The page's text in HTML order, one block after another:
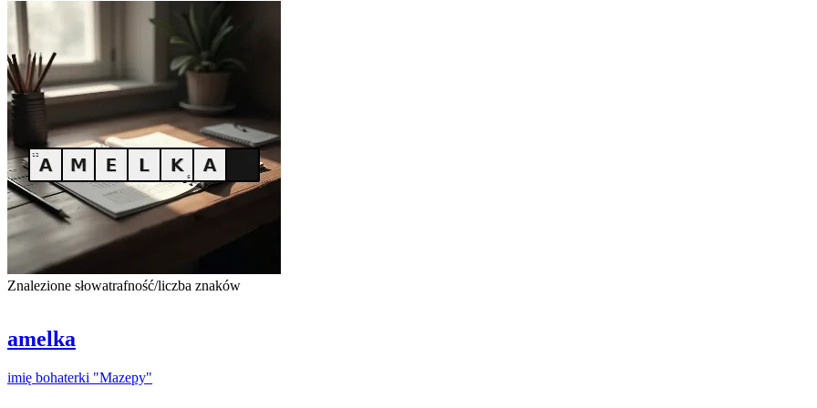
Znalezione słowatrafność/liczba znaków
amelka
imię bohaterki "Mazepy"